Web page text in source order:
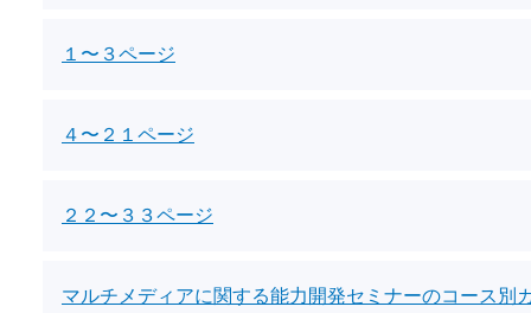
１〜３ページ
４〜２１ページ
２２〜３３ページ
マルチメディアに関する能力開発セミナーのコース別